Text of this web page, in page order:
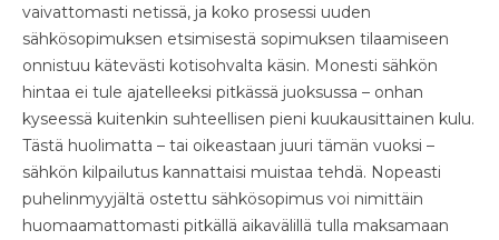
vaivattomasti netissä, ja koko prosessi uuden
sähkösopimuksen etsimisestä sopimuksen tilaamiseen
onnistuu kätevästi kotisohvalta käsin. Monesti sähkön
hintaa ei tule ajatelleeksi pitkässä juoksussa – onhan
kyseessä kuitenkin suhteellisen pieni kuukausittainen kulu.
Tästä huolimatta – tai oikeastaan juuri tämän vuoksi –
sähkön kilpailutus kannattaisi muistaa tehdä. Nopeasti
puhelinmyyjältä ostettu sähkösopimus voi nimittäin
huomaamattomasti pitkällä aikavälillä tulla maksamaan